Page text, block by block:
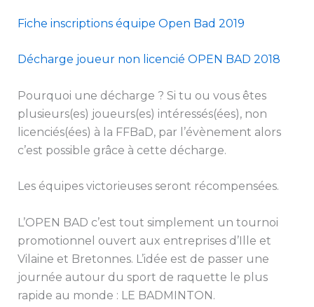
Fiche inscriptions équipe Open Bad 2019
Décharge joueur non licencié OPEN BAD 2018
Pourquoi une décharge ? Si tu ou vous êtes
plusieurs(es) joueurs(es) intéressés(ées), non
licenciés(ées) à la FFBaD, par l’évènement alors
c’est possible grâce à cette décharge.
Les équipes victorieuses seront récompensées.
L’OPEN BAD c’est tout simplement un tournoi
promotionnel ouvert aux entreprises d’Ille et
Vilaine et Bretonnes. L’idée est de passer une
journée autour du sport de raquette le plus
rapide au monde : LE BADMINTON.